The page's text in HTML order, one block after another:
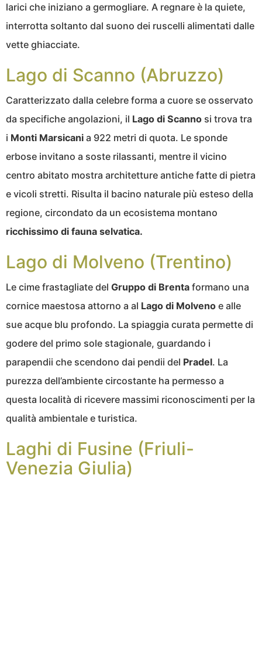
larici che iniziano a germogliare. A regnare è la quiete,
interrotta soltanto dal suono dei ruscelli alimentati dalle
vette ghiacciate.
Lago di Scanno (Abruzzo)
Caratterizzato dalla celebre forma a cuore se osservato
da specifiche angolazioni, il Lago di Scanno si trova tra
i Monti Marsicani a 922 metri di quota. Le sponde
erbose invitano a soste rilassanti, mentre il vicino
centro abitato mostra architetture antiche fatte di pietra
e vicoli stretti. Risulta il bacino naturale più esteso della
regione, circondato da un ecosistema montano
ricchissimo di fauna selvatica.
Lago di Molveno (Trentino)
Le cime frastagliate del Gruppo di Brenta formano una
cornice maestosa attorno a al Lago di Molveno e alle
sue acque blu profondo. La spiaggia curata permette di
godere del primo sole stagionale, guardando i
parapendii che scendono dai pendii del Pradel. La
purezza dell’ambiente circostante ha permesso a
questa località di ricevere massimi riconoscimenti per la
qualità ambientale e turistica.
Laghi di Fusine (Friuli-
Venezia Giulia)